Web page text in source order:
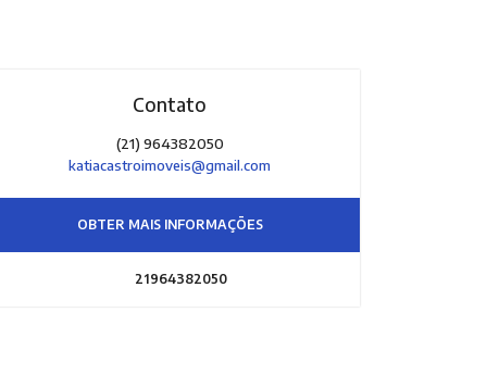
Contato
(21) 964382050
katiacastroimoveis@gmail.com
OBTER MAIS INFORMAÇÕES
21964382050